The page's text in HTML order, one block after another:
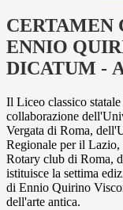
ENNIO
DICATUM
Il Liceo classico
collaborazione
Vergata di Roma,
Regionale per il
Rotary club di Roma,
istituisce la settima
di Ennio Quirino
dell'arte antica.